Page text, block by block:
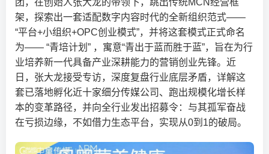
团，在创始人张大龙的带领下，跳出传统MCN经营框
架，探索出一套适配数字内容时代的全新组织范式——
“平台+小组织+OPC创业模式”，并将这套模式正式命名
为—— “青培计划” ，寓意“青出于蓝而胜于蓝”，旨在为行
业培养新一代具备产业深耕能力的营销创业先锋。近
日，张大龙接受专访，深度复盘行业底层矛盾，详解这
套已落地孵化近十家细分传媒公司、跑出规模化增长样
本的变革路径，并向全行业发出招募令：与其孤军奋战
在亏损边缘，不如借力生态平台，实现从0到1的破局。